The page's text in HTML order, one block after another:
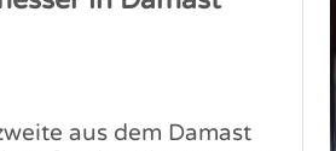
aus dem Damast